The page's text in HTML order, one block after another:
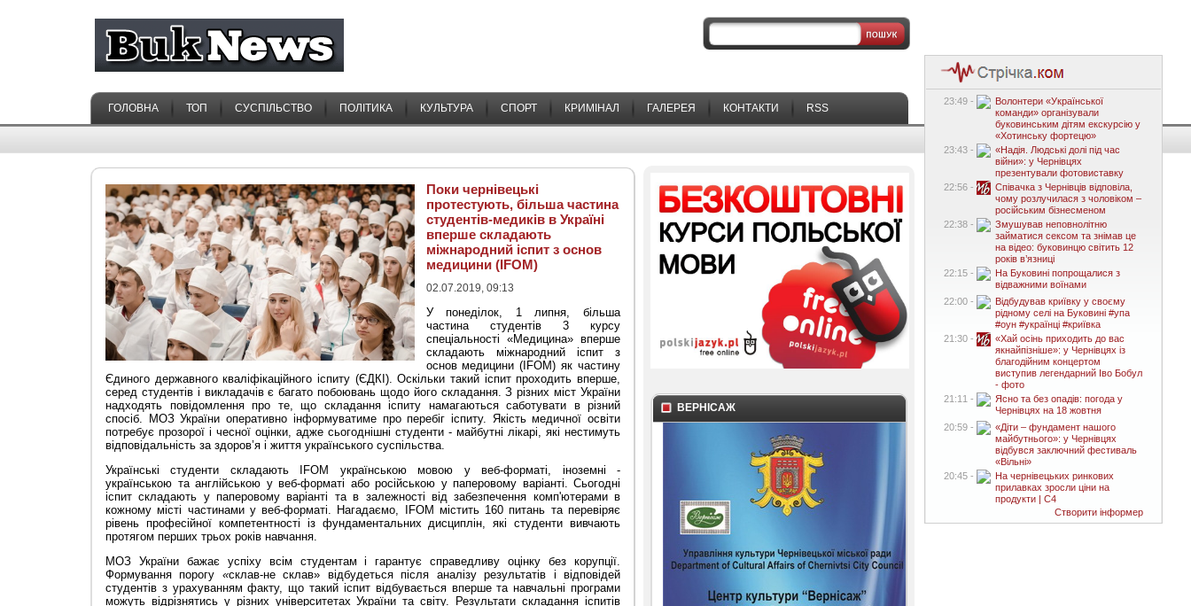
ГОЛОВНА ТОП СУСПІЛЬСТВО ПОЛІТИКА КУЛЬТУРА СПОРТ КРИМІНАЛ ГАЛЕРЕЯ КОНТАКТИ RSS
Поки чернівецькі
протестують, більша частина
студентів-медиків в Україні
вперше складають
міжнародний іспит з основ
медицини (IFOM)
02.07.2019, 09:13
У понеділок, 1 липня, більша
частина студентів 3 курсу
спеціальності «Медицина» вперше
складають міжнародний іспит з
основ медицини (IFOM) як частину
Єдиного державного кваліфікаційного іспиту (ЄДКІ). Оскільки такий іспит проходить вперше,
серед студентів і викладачів є багато побоювань щодо його складання. З різних міст України
надходять повідомлення про те, що складання іспиту намагаються саботувати в різний
спосіб. МОЗ України оперативно інформуватиме про перебіг іспиту. Якість медичної освіти
потребує прозорої і чесної оцінки, адже сьогоднішні студенти - майбутні лікарі, які нестимуть
відповідальність за здоров’я і життя українського суспільства.
Українські студенти складають IFOM українською мовою у веб-форматі, іноземні -
українською та англійською у веб-форматі або російською у паперовому варіанті. Сьогодні
іспит складають у паперовому варіанті та в залежності від забезпечення комп'ютерами в
кожному місті частинами у веб-форматі. Нагадаємо, IFOM містить 160 питань та перевіряє
рівень професійної компетентності із фундаментальних дисциплін, які студенти вивчають
протягом перших трьох років навчання.
МОЗ України бажає успіху всім студентам і гарантує справедливу оцінку без корупції.
Формування порогу «склав-не склав» відбудеться після аналізу результатів і відповідей
студентів з урахуванням факту, що такий іспит відбувається вперше та навчальні програми
можуть відрізнятись у різних університетах України та світу. Результати складання іспитів
ВЕРНІСАЖ
23:49 -
Волонтери «Української
команди» організували
буковинським дітям екскурсію у
«Хотинську фортецю»
23:43 -
«Надія. Людські долі під час
війни»: у Чернівцях
презентували фотовиставку
22:56 -
Співачка з Чернівців відповіла,
чому розлучилася з чоловіком –
російським бізнесменом
22:38 -
Змушував неповнолітню
займатися сексом та знімав це
на відео: буковинцю світить 12
років в’язниці
22:15 -
На Буковині попрощалися з
відважними воїнами
22:00 -
Відбудував криївку у своєму
рідному селі на Буковині #упа
#оун #українці #криївка
21:30 -
«Хай осінь приходить до вас
якнайпізніше»: у Чернівцях із
благодійним концертом
виступив легендарний Іво Бобул
- фото
21:11 -
Ясно та без опадів: погода у
Чернівцях на 18 жовтня
20:59 -
«Діти – фундамент нашого
майбутнього»: у Чернівцях
відбувся заключний фестиваль
«Вільні»
20:45 -
На чернівецьких ринкових
прилавках зросли ціни на
продукти | C4
Створити інформер